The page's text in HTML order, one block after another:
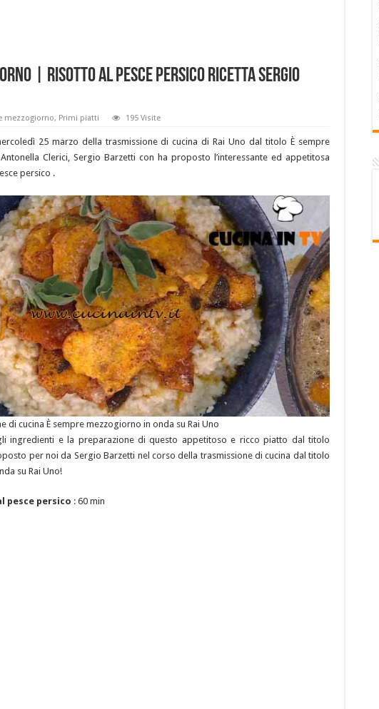
| Risotto al pesce persico ricetta Sergio
mezzogiorno, Primi piatti 195 Visite
25 marzo della trasmissione di cucina di Rai Uno dal titolo È sempre
Clerici, Sergio Barzetti con ha proposto l’interessante ed appetitosa
persico .
di cucina È sempre mezzogiorno in onda su Rai Uno
ingredienti e la preparazione di questo appetitoso e ricco piatto dal titolo
per noi da Sergio Barzetti nel corso della trasmissione di cucina dal titolo
su Rai Uno!
pesce persico : 60 min